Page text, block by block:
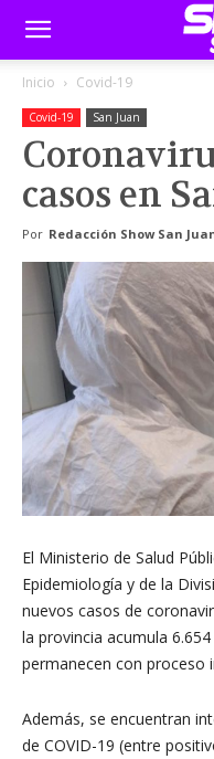
Inicio Covid-19
Covid-19 San Juan
casos en
Por Redacción Show San
El Ministerio de Salud
Epidemiología y de la
nuevos casos de
la provincia acumula
permanecen con proceso
Además, se encuentran
de COVID-19 (entre